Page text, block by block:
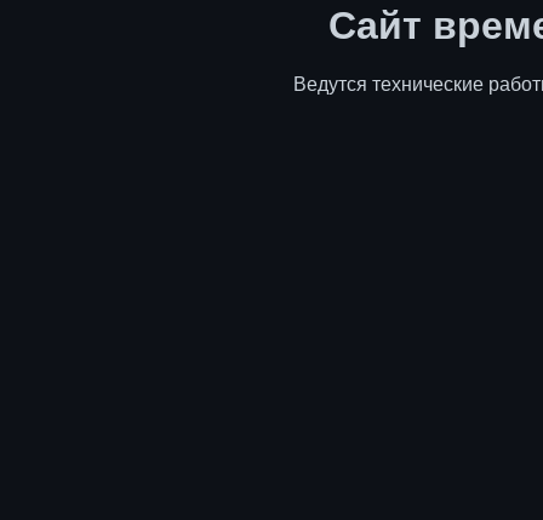
Сайт
Ведутся технические